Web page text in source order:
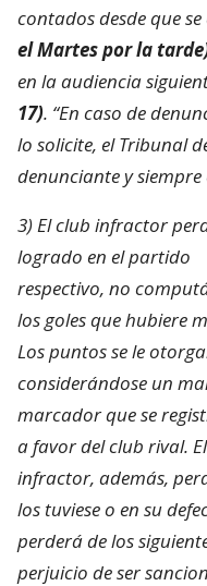
contados desde que
el Martes por la
en la audiencia
17). “En caso de
lo solicite, el Tribunal
denunciante y
3) El club infractor
logrado en el partido
respectivo, no
los goles que hubiere
Los puntos se le
considerándose un
marcador que se
a favor del club rival.
infractor, además,
los tuviese o en su
perderá de los
perjuicio de ser